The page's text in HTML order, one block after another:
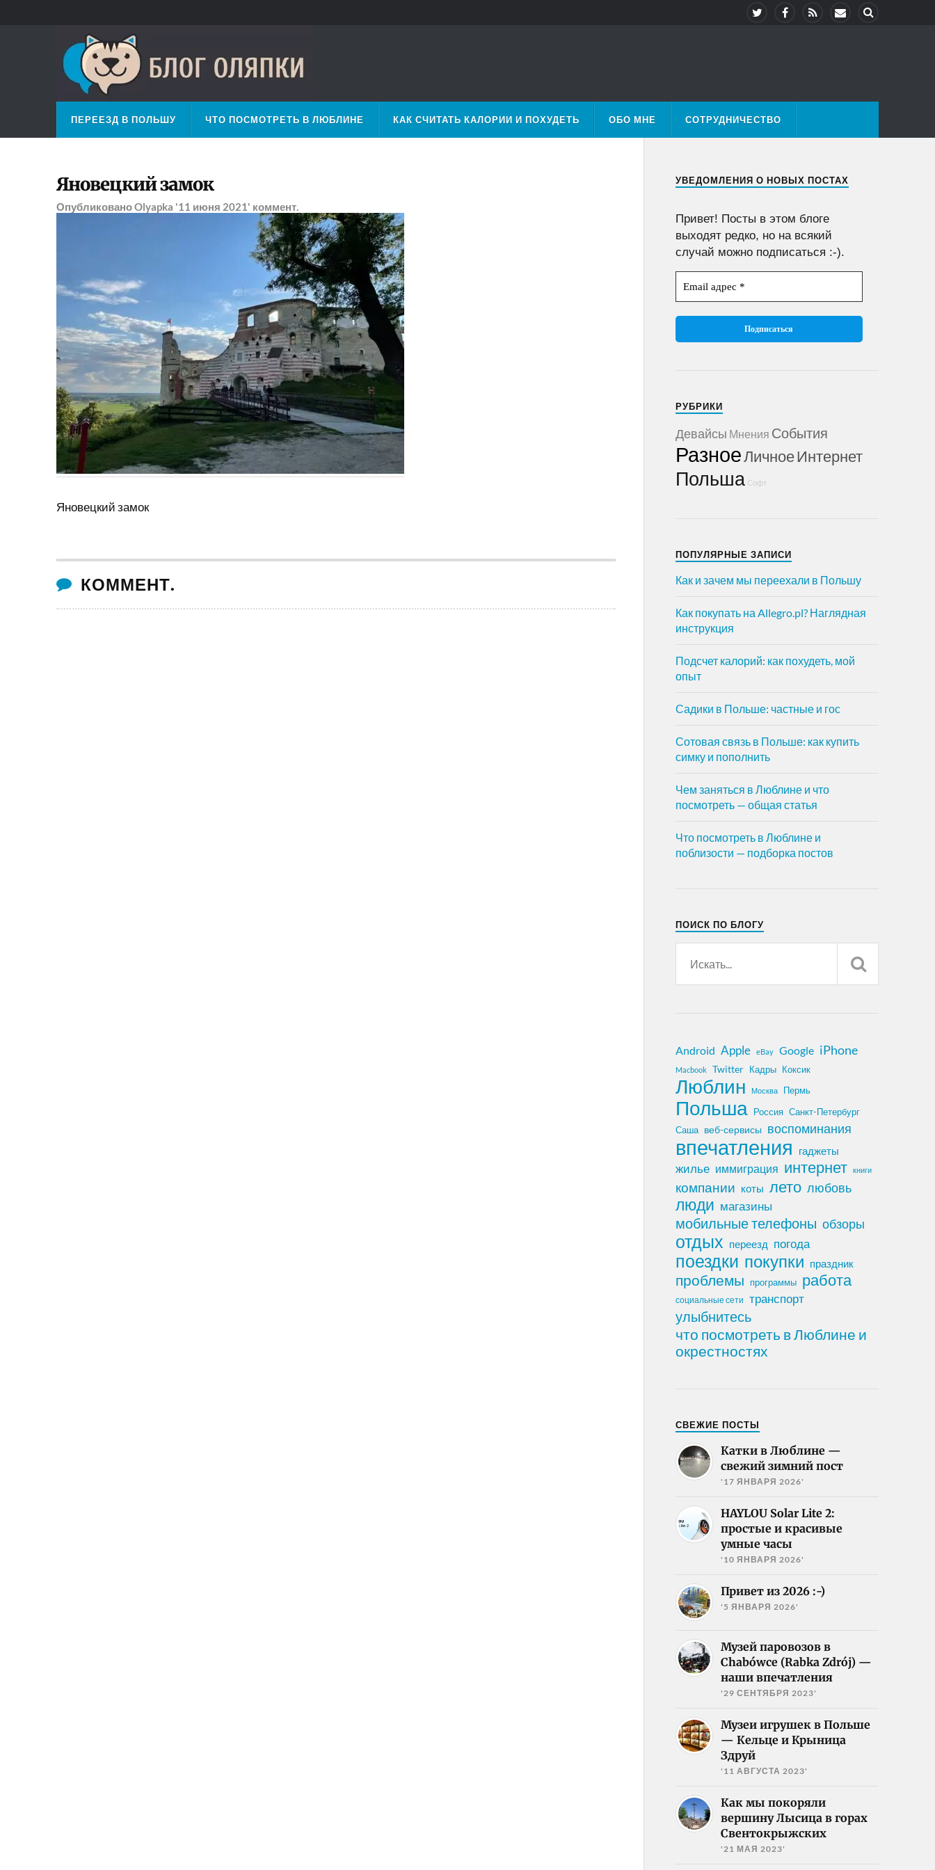
ПЕРЕЕЗД В ПОЛЬШУ ЧТО ПОСМОТРЕТЬ В ЛЮБЛИНЕ КАК СЧИТАТЬ КАЛОРИИ И ПОХУДЕТЬ ОБО МНЕ СОТРУДНИЧЕСТВО
Яновецкий замок
ОпубликованоOlyapka '11 июня 2021' коммент.
Яновецкий замок
КОММЕНТ.
УВЕДОМЛЕНИЯ О НОВЫХ ПОСТАХ
Привет! Посты в этом блоге
выходят редко, но на всякий
случай можно подписаться :-).
РУБРИКИ
Девайсы Мнения События
РазноеЛичноеИнтернет
Польша Софт
ПОПУЛЯРНЫЕ ЗАПИСИ
Как и зачем мы переехали в Польшу
Как покупать на Allegro.pl? Наглядная
инструкция
Подсчет калорий: как похудеть, мой
опыт
Садики в Польше: частные и гос
Сотовая связь в Польше: как купить
симку и пополнить
Чем заняться в Люблине и что
посмотреть — общая статья
Что посмотреть в Люблине и
поблизости — подборка постов
ПОИСК ПО БЛОГУ
Android Apple eBay Google iPhone
Macbook Twitter Кадры Коксик
Люблин Москва Пермь
Польша Россия Санкт-Петербург
Саша веб-сервисы воспоминания
впечатления гаджеты
жилье иммиграция интернет книги
компании коты лето любовь
люди магазины
мобильные телефоны обзоры
отдых переезд погода
поездки покупки праздник
проблемы программы работа
социальные сети транспорт
улыбнитесь
что посмотреть в Люблине и
окрестностях
СВЕЖИЕ ПОСТЫ
Катки в Люблине —
свежий зимний пост
'17 ЯНВАРЯ 2026'
HAYLOU Solar Lite 2:
простые и красивые
умные часы
'10 ЯНВАРЯ 2026'
Привет из 2026 :-)
'5 ЯНВАРЯ 2026'
Музей паровозов в
Chabówce (Rabka Zdrój) —
наши впечатления
'29 СЕНТЯБРЯ 2023'
Музеи игрушек в Польше
— Кельце и Крыница
Здруй
'11 АВГУСТА 2023'
Как мы покоряли
вершину Лысица в горах
Свентокрыжских
'21 МАЯ 2023'